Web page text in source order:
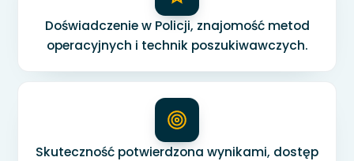
Doświadczenie w Policji, znajomość metod
operacyjnych i technik poszukiwawczych.
Skuteczność potwierdzona wynikami, dostęp